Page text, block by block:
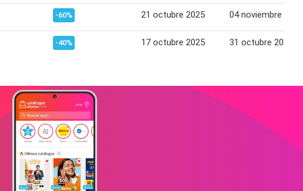
-60% 21 octubre 2025 04 noviembre 2025
-40% 17 octubre 2025 31 octubre 2025